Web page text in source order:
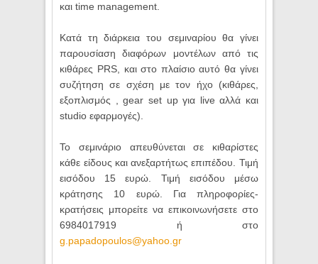
καιtime management.
Κατά τη διάρκεια του σεμιναρίου θα γίνει
παρουσίαση διαφόρων μοντέλων από τις
κιθάρες PRS, και στο πλαίσιο αυτό θα γίνει
συζήτηση σε σχέση με τον ήχο (κιθάρες,
εξοπλισμός ,gear set up για live αλλά και
studio εφαρμογές).
Το σεμινάριο απευθύνεται σε κιθαρίστες
κάθε είδους και ανεξαρτήτως επιπέδου. Τιμή
εισόδου 15 ευρώ. Τιμή εισόδου μέσω
κράτησης 10 ευρώ. Για πληροφορίες-
κρατήσεις μπορείτε να επικοινωνήσετε στο
6984017919 ή στο
g.papadopoulos@yahoo.gr